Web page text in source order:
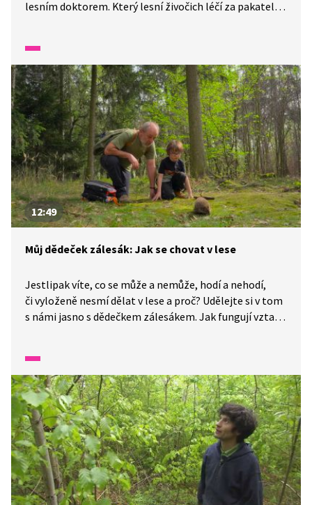
lesním doktorem. Který lesní živočich léčí za pakatel?
12:49
Můj dědeček zálesák: Jak se chovat v lese
Jestlipak víte, co se může a nemůže, hodí a nehodí,
či vyloženě nesmí dělat v lese a proč? Udělejte si v tom
s námi jasno s dědečkem zálesákem. Jak fungují vztahy